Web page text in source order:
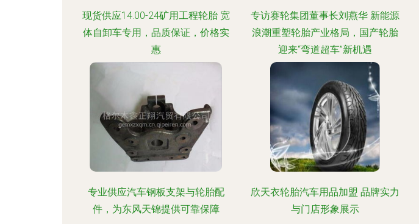
现货供应14.00-24矿用工程轮胎 宽
体自卸车专用，品质保证，价格实
惠
专访赛轮集团董事长刘燕华 新能源
浪潮重塑轮胎产业格局，国产轮胎
迎来“弯道超车”新机遇
专业供应汽车钢板支架与轮胎配
件，为东风天锦提供可靠保障
欣天衣轮胎汽车用品加盟 品牌实力
与门店形象展示